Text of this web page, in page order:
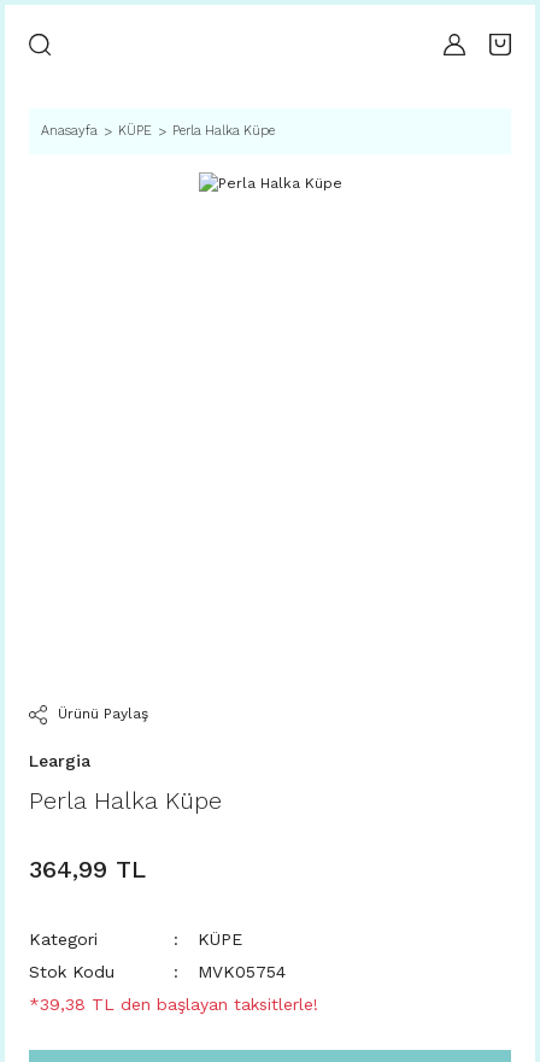
Anasayfa KÜPE Perla Halka Küpe
Ürünü Paylaş
Leargia
Perla Halka Küpe
364,99 TL
Kategori
KÜPE
Stok Kodu
MVK05754
*39,38 TL den başlayan taksitlerle!